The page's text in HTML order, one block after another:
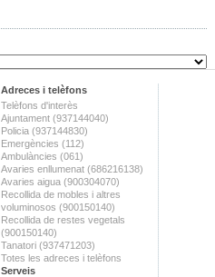
Adreces i telèfons
Telèfons d'interès
Ajuntament (937144040)
Policia (937144830)
Emergències (112)
Ambulàncies (061)
Avaries enllumenat (686216138)
Avaries aigua (900304070)
Recollida de mobles i altres
voluminosos (900150140)
Recollida de restes vegetals
(900150140)
Tanatori (937471203)
Totes les adreces i telèfons
Serveis